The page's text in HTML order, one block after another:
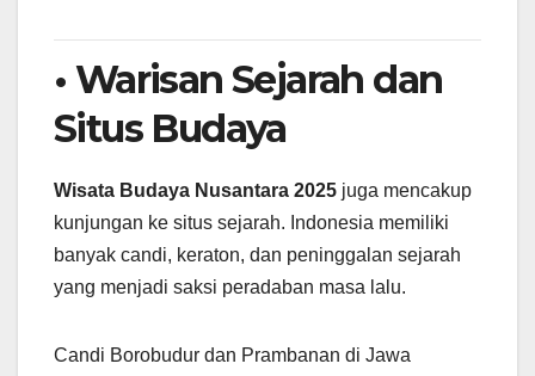
• Warisan Sejarah dan
Situs Budaya
Wisata Budaya Nusantara 2025 juga mencakup
kunjungan ke situs sejarah. Indonesia memiliki
banyak candi, keraton, dan peninggalan sejarah
yang menjadi saksi peradaban masa lalu.
Candi Borobudur dan Prambanan di Jawa